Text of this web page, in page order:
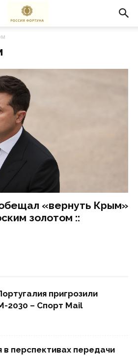
«вернуть Крым»
золотом ::
пригрозили
2030 – Спорт Mail
в перспективах передачи